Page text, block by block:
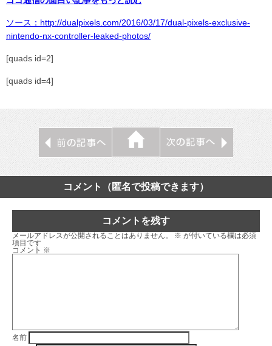
ソース：http://dualpixels.com/2016/03/17/dual-pixels-exclusive-
nintendo-nx-controller-leaked-photos/
[quads id=2]
[quads id=4]
コメント（匿名で投稿できます）
コメントを残す
メールアドレスが公開されることはありません。 ※ が付いている欄は必須
項目です
コメント ※
名前